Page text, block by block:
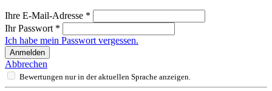
Ihre E-Mail-Adresse *
Ihr Passwort *
Ich habe mein Passwort vergessen.
Anmelden
Abbrechen
Bewertungen nur in der aktuellen Sprache anzeigen.